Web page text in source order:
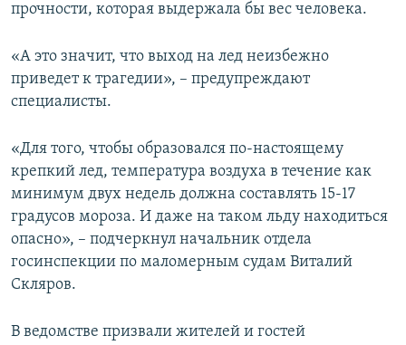
прочности, которая выдержала бы вес человека.
«А это значит, что выход на лед неизбежно
приведет к трагедии», – предупреждают
специалисты.
«Для того, чтобы образовался по-настоящему
крепкий лед, температура воздуха в течение как
минимум двух недель должна составлять 15-17
градусов мороза. И даже на таком льду находиться
опасно», – подчеркнул начальник отдела
госинспекции по маломерным судам Виталий
Скляров.
В ведомстве призвали жителей и гостей